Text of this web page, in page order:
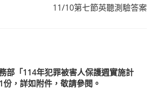
11/10第七節英聽測驗答案
部「114年犯罪被害人保護週實施計
份，詳如附件，敬請參閱。